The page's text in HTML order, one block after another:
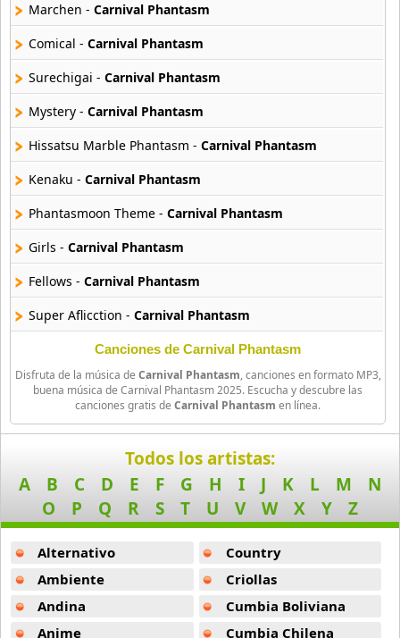
Akikan
15 músicas online
Alejandro Arnais
3 músicas online
Amaenaideyo
26 músicas online
Amagami Ss
50 músicas online
Amatsuki
20 músicas online
Angel Beats
39 músicas online
Angel Heart
36 músicas online
Angel Sanctuary
Angelic Layer
3 músicas online
Ano Natsu De Matteru
Another
Marchen - Carnival Phantasm
Comical - Carnival Phantasm
Surechigai - Carnival Phantasm
Mystery - Carnival Phantasm
Hissatsu Marble Phantasm - Carnival Phantasm
Kenaku - Carnival Phantasm
Phantasmoon Theme - Carnival Phantasm
Girls - Carnival Phantasm
Fellows - Carnival Phantasm
Super Aflicction - Carnival Phantasm
Heiwa Na Nichijou -Carnival Phantasm
Tanoshii Hitotoki - Carnival Phantasm
Carnival Phantasm
Yasei No Oukoku Title -Carnival Phantasm
Fellows Instrumental -
Carnival Phantasm
Kyoufu -Carnival Phantasm
Dotabata -Carnival Phantasm
Omoi -Carnival Phantasm
Canciones de Carnival Phantasm
Disfruta de la música de Carnival Phantasm, canciones en formato MP3,
buena música de Carnival Phantasm 2025. Escucha y descubre las
canciones gratis de Carnival Phantasm en línea.
Todos los artistas:
A
B C D E F G H I J K L M
N
O
P Q R S T U V W X Y Z
Alternativo
Ambiente
Andina
Anime
Country
Criollas
Cumbia Boliviana
Cumbia Chilena